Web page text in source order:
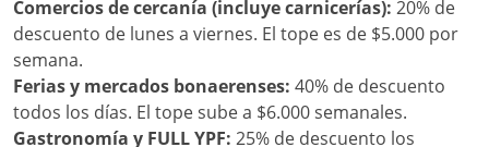
Comercios de cercanía (incluye carnicerías): 20% de
descuento de lunes a viernes. El tope es de $5.000 por
semana.
Ferias y mercados bonaerenses: 40% de descuento
todos los días. El tope sube a $6.000 semanales.
Gastronomía y FULL YPF: 25% de descuento los